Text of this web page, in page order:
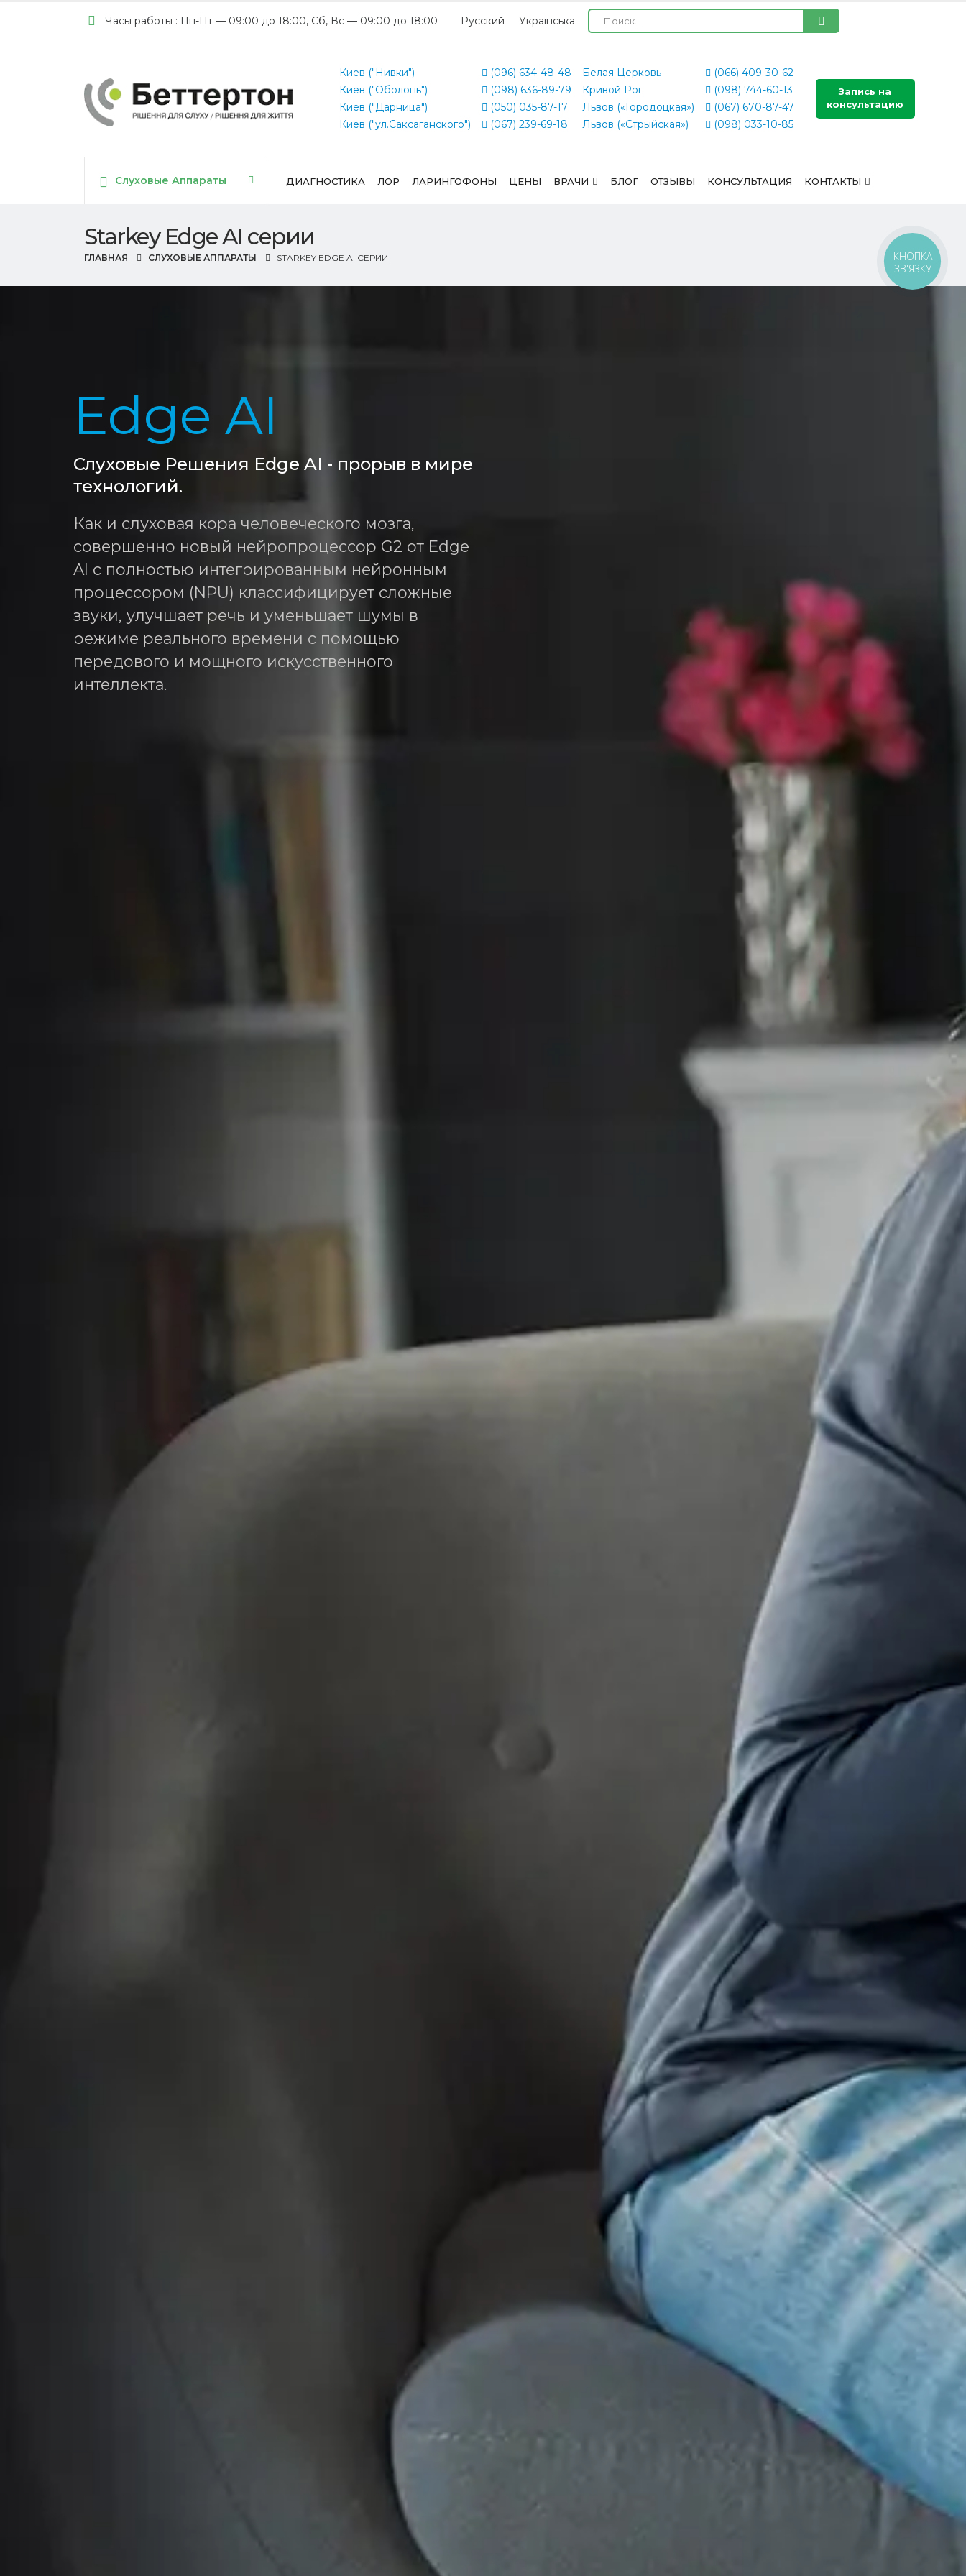
Часы работы : Пн-Пт — 09:00 до 18:00, Сб, Вс — 09:00 до 18:00 Русский Українська
Киев ("Нивки")
Киев ("Оболонь")
Киев ("Дарница")
Киев ("ул.Саксаганского")
(096) 634-48-48
(098) 636-89-79
(050) 035-87-17
(067) 239-69-18
Белая Церковь
Кривой Рог
Львов («Городоцкая»)
Львов («Стрыйская»)
(066) 409-30-62
(098) 744-60-13
(067) 670-87-47
(098) 033-10-85
Запись на
консультацию
Cлуховые Аппараты ДИАГНОСТИКА ЛОР ЛАРИНГОФОНЫ ЦЕНЫ ВРАЧИ БЛОГ ОТЗЫВЫ КОНСУЛЬТАЦИЯ КОНТАКТЫ
Starkey Edge AI серии
ГЛАВНАЯ СЛУХОВЫЕ АППАРАТЫ STARKEY EDGE AI СЕРИИ
Edge AI
Слуховые Решения Edge AI - прорыв в мире
технологий.
Как и слуховая кора человеческого мозга,
совершенно новый нейропроцессор G2 от Edge
AI с полностью интегрированным нейронным
процессором (NPU) классифицирует сложные
звуки, улучшает речь и уменьшает шумы в
режиме реального времени с помощью
передового и мощного искусственного
интеллекта.
КНОПКА
ЗВ'ЯЗКУ